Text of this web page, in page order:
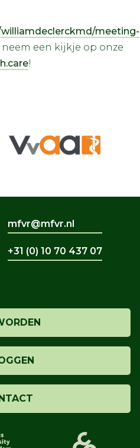
meeting-
neem een kijkje op onze
!
mfvr@mfvr.nl
+31 (0) 10 70 437 07